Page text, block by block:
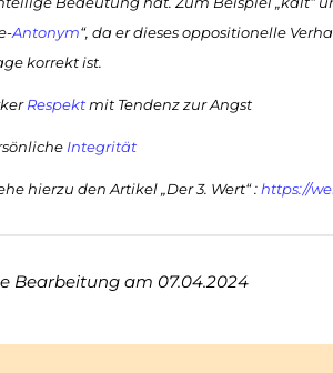
Antonym“, da er dieses oppositionelle
korrekt ist.
Respektmit Tendenz zur Angst
Integrität
hierzu den Artikel „Der 3. Wert“ :https://
Bearbeitung am 07.04.2024